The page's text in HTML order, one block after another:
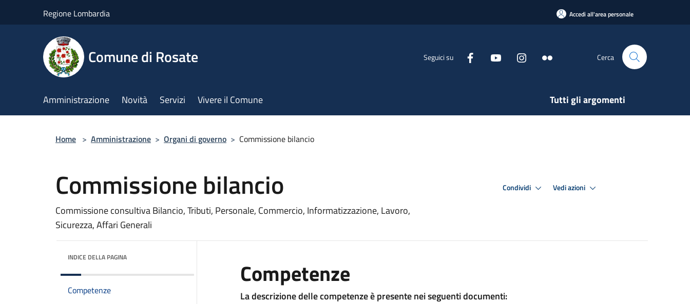
Regione Lombardia Accedi all'area personale
Comune di Rosate Seguici su Cerca
Amministrazione Novità Servizi Vivere il Comune Tutti gli argomenti
Home > Amministrazione > Organi di governo > Commissione bilancio
Commissione bilancio
Commissione consultiva Bilancio, Tributi, Personale, Commercio, Informatizzazione, Lavoro,
Sicurezza, Affari Generali
Condividi Vedi azioni
INDICE DELLA PAGINA
Competenze
Competenze
La descrizione delle competenze è presente nei seguenti documenti: